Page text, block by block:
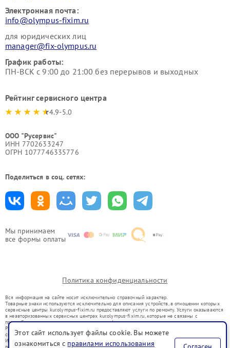
Мы принимаем
все формы оплаты
Электронная почта:
info@olympus-fixim.ru
для юридических лиц
manager@fix-olympus.ru
График работы:
ПН-ВСК с 9:00 до 21:00 без перерывов и выходных
Рейтинг сервисного центра
4.9-5.0
ООО "Русервис"
ИНН 7702633247
ОГРН 1077746335776
Поделиться в соц. сетях:
Политика конфиденциальности
Вся информация на сайте носит исключительно справочный характер.
Товарные знаки используются исключительно для описания устройств, в отношении которых
сервисные центры kur.olympus-fixim.ru предоставляют услуги по ремонту. Услуги оказываются
в неавторизованных сервисных центрах kur.olympus-fixim.ru, которые не связаны с
правообладателями товарных знаков или их официальными представителями.
Ремонт осуществляется для устройств, уже введенных в гражданский оборот в соответствии
со статьей 1487 ГК РФ.
Использование товарных знаков не преследует цели индивидуализации услуг или введения
Этот сайт использует файлы cookie. Вы можете
ознакомиться с правилами использования